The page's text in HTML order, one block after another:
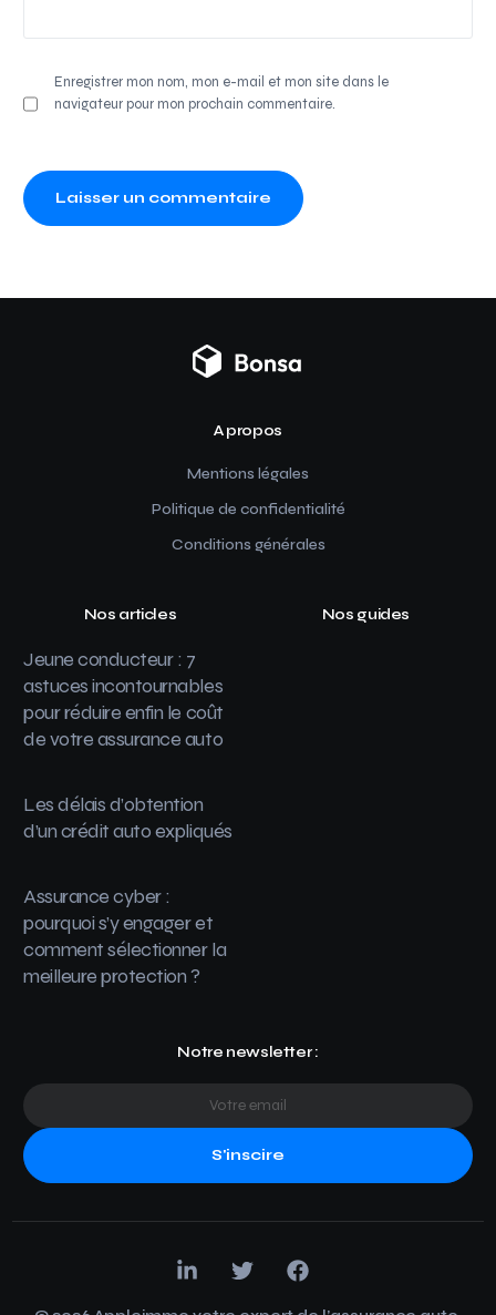
Enregistrer mon nom, mon e-mail et mon site dans le
navigateur pour mon prochain commentaire.
A propos
Mentions légales
Politique de confidentialité
Conditions générales
Nos articles
Jeune conducteur : 7
astuces incontournables
pour réduire enfin le coût
de votre assurance auto
Les délais d’obtention
d’un crédit auto expliqués
Assurance cyber :
pourquoi s’y engager et
comment sélectionner la
meilleure protection ?
Nos guides
Notre newsletter :
S'inscire